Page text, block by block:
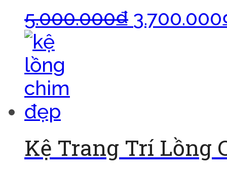
5.000.000₫ 3.700.000
Kệ Trang Trí Lồng